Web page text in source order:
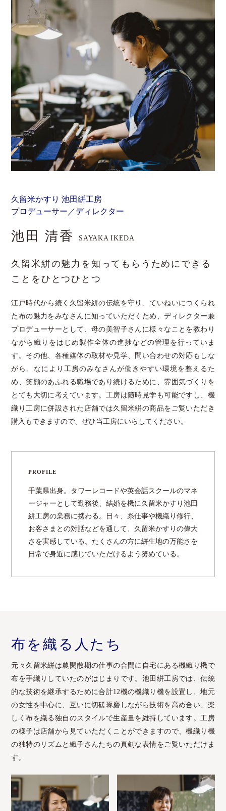
久留米かすり 池田絣工房
プロデューサー／ディレクター
池田 清香 SAYAKA IKEDA
久留米絣の魅力を知ってもらうためにできる
ことをひとつひとつ
江戸時代から続く久留米絣の伝統を守り、ていねいにつくられ
た布の魅力をみなさんに知っていただくため、ディレクター兼
プロデューサーとして、母の美智子さんに様々なことを教わり
ながら織りをはじめ製作全体の進捗などの管理を行っていま
す。その他、各種媒体の取材や見学、問い合わせの対応もしな
がら、なにより工房のみなさんが働きやすい環境を整えるた
め、笑顔のあふれる職場であり続けるために、雰囲気づくりを
とても大切に考えています。工房は随時見学も可能ですし、機
織り工房に併設された店舗では久留米絣の商品をご覧いただき
購入もできますので、ぜひ当工房にいらしてください。
PROFILE
千葉県出身。タワーレコードや英会話スクールのマネ
ージャーとして勤務後、結婚を機に久留米かすり池田
絣工房の業務に携わる。日々、糸仕事や機織り修行、
お客さまとの対話などを通して、久留米かすりの偉大
さを実感している。たくさんの方に絣生地の万能さを
日常で身近に感じていただけるよう努めている。
布を織る⼈たち
元々久留米絣は農閑散期の仕事の合間に自宅にある機織り機で
布を手織りしていたのがはじまりです。池田絣工房では、伝統
的な技術を継承するために合計12機の機織り機を設置し、地元
の女性を中心に、互いに切磋琢磨しながら技術を高め合い、楽
しく布を織る独自のスタイルで生産量を維持しています。工房
の様子は店舗から見ていただくことができますので、機織り機
の独特のリズムと織子さんたちの真剣な表情をご覧いただけま
す。